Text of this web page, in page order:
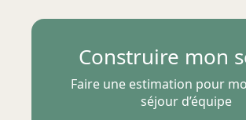
Construire mon
Faire une estimation pour
séjour d’équipe